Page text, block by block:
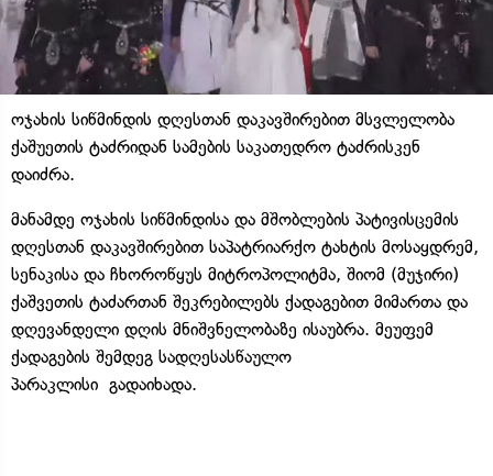
ოჯახის სიწმინდის დღესთან დაკავშირებით მსვლელობა
ქაშუეთის ტაძრიდან სამების საკათედრო ტაძრისკენ
დაიძრა.
მანამდე ოჯახის სიწმინდისა და მშობლების პატივისცემის
დღესთან დაკავშირებით საპატრიარქო ტახტის მოსაყდრემ,
სენაკისა და ჩხოროწყუს მიტროპოლიტმა, შიომ (მუჯირი)
ქაშვეთის ტაძართან შეკრებილებს ქადაგებით მიმართა და
დღევანდელი დღის მნიშვნელობაზე ისაუბრა. მეუფემ
ქადაგების შემდეგ სადღესასწაულო
პარაკლისი გადაიხადა.